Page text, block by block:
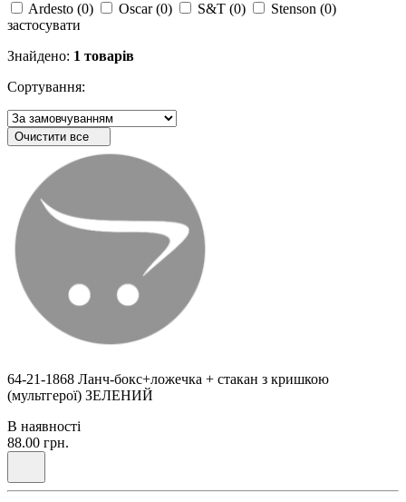
Ardesto (0) Oscar(0) S&T (0) Stenson (0)
застосувати
Знайдено: 1 товарів
Сортування:
Очистити все
64-21-1868 Ланч-бокс+ложечка + стакан з кришкою
(мультгерої) ЗЕЛЕНИЙ
В наявності
88.00 грн.